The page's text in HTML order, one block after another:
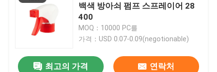
백색 방아쇠 펌프 스프레이어 28
400
MOQ：10000 PC를
가격：USD 0.07-0.09(negotionable)
최고의 가격 연락처